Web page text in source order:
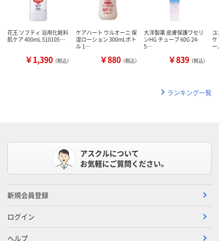
花王 ソフティ 浴用化粧料
肌ケア 400mL 510105…
￥1,390 （税込）
ケアハート ウルオーニ 保
湿ローション 300mLボト
ル 1…
￥880 （税込）
大洋製薬 皮膚保護ワセリ
ンHG チューブ 60G 24-
5…
￥839 （税込）
ユ
ランキング一覧
アスクルについて
お気軽にご質問ください。
新規会員登録
ログイン
ヘルプ